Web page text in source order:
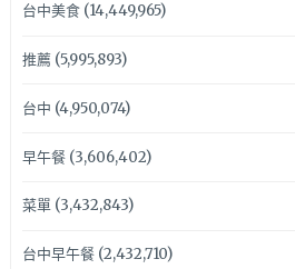
台中美食(14,449,965)
推薦(5,995,893)
台中 (4,950,074)
早午餐(3,606,402)
菜單(3,432,843)
台中早午餐(2,432,710)